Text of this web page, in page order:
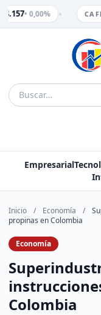
• 0,00% CAFÉ
Empresarial
Inicio / Economía /
propinas en Colombia
Economía
Colombia